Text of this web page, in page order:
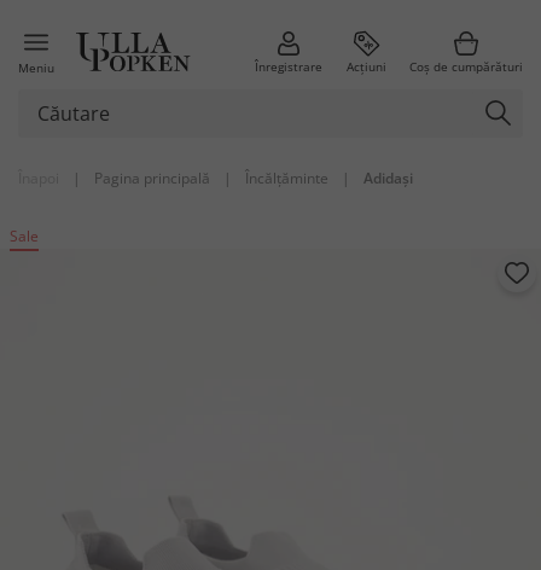
Meniu Înregistrare Acțiuni Coș de cumpărături
| Pagina principală | Încălțăminte | Adidași
Sale